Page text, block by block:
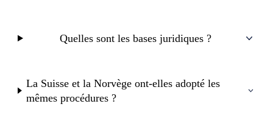
Quelles sont les bases juridiques ?
La Suisse et la Norvège ont-elles adopté les
mêmes procédures ?